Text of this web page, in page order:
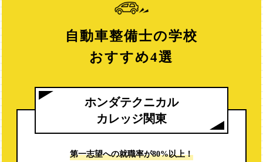
自動車整備士の学校
おすすめ4選
ホンダテクニカル
カレッジ関東
第一志望への就職率が80%以上！